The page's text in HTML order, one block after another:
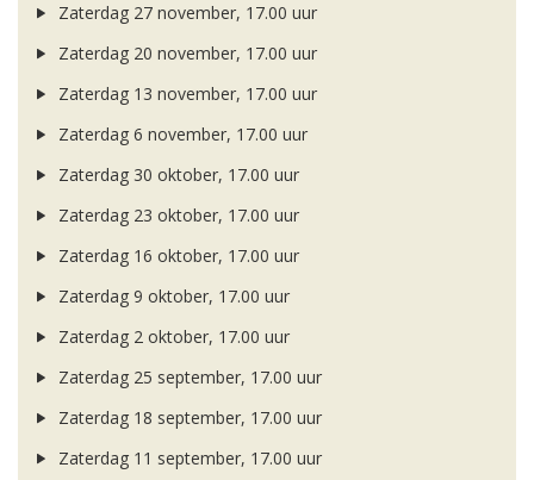
Zaterdag 27 november, 17.00 uur
Zaterdag 20 november, 17.00 uur
Zaterdag 13 november, 17.00 uur
Zaterdag 6 november, 17.00 uur
Zaterdag 30 oktober, 17.00 uur
Zaterdag 23 oktober, 17.00 uur
Zaterdag 16 oktober, 17.00 uur
Zaterdag 9 oktober, 17.00 uur
Zaterdag 2 oktober, 17.00 uur
Zaterdag 25 september, 17.00 uur
Zaterdag 18 september, 17.00 uur
Zaterdag 11 september, 17.00 uur